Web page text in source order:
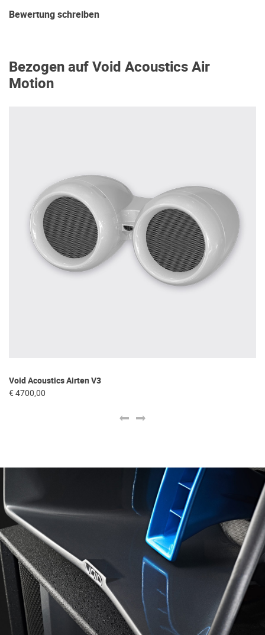
Bewertung schreiben
Bezogen auf Void Acoustics Air
Motion
Void Acoustics Airten V3
€ 4700,00